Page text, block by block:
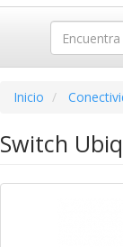
Inicio
Switch